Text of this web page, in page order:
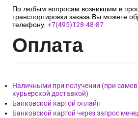
По любым вопросам возникшим в
транспортировки заказа Вы можете
телефону. +7(495)128-48-87
Оплата
Наличными при получении (при
курьерской доставкой)
Банковской картой онлайн
Банковской картой через запрос